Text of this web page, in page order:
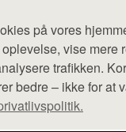
på vores
vise mere
trafikken.
bedre – ikke for at
Mail: